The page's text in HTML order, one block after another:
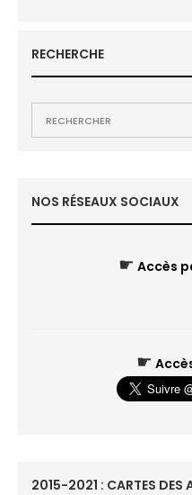
RECHERCHE
NOS RÉSEAUX SOCIAUX
☛ Accès
☛
2015-2021 : CARTES DES